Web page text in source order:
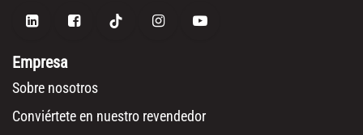
Empresa
Sobre nosotros
Conviértete en nuestro revendedor